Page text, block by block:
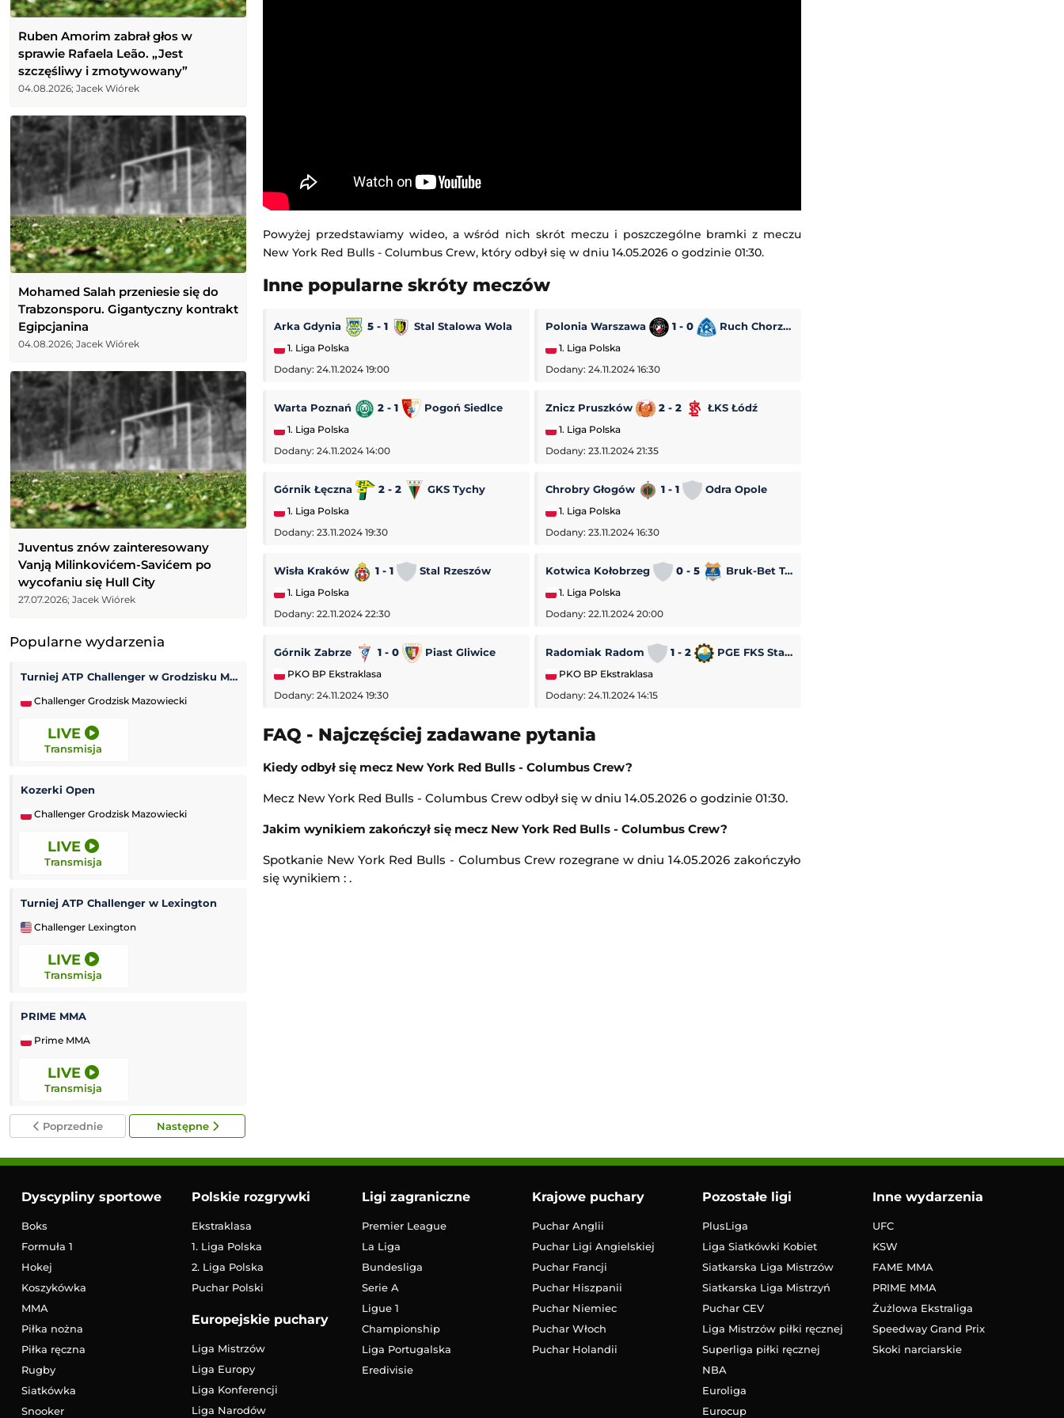
Ruben Amorim zabrał głos w
sprawie Rafaela Leão. „Jest
szczęśliwy i zmotywowany”
04.08.2026; Jacek Wiórek
Mohamed Salah przeniesie się do
Trabzonsporu. Gigantyczny kontrakt
Egipcjanina
04.08.2026; Jacek Wiórek
Juventus znów zainteresowany
Vanją Milinkovićem-Savićem po
wycofaniu się Hull City
27.07.2026; Jacek Wiórek
Popularne wydarzenia
Turniej ATP Challenger w Grodzisku Mazowieckim
Challenger Grodzisk Mazowiecki
LIVE
Transmisja
Kozerki Open
Challenger Grodzisk Mazowiecki
LIVE
Transmisja
Turniej ATP Challenger w Lexington
Challenger Lexington
LIVE
Transmisja
PRIME MMA
Prime MMA
LIVE
Transmisja
Prime Show MMA
Prime MMA
LIVE
Transmisja
Botic Van De Zandschulp
ATP Montreal
LIVE
Transmisja
Transmisja
Poprzednie Następne
Powyżej przedstawiamy wideo, a wśród nich skrót meczu i poszczególne bramki z meczu
New York Red Bulls - Columbus Crew, który odbył się w dniu 14.05.2026 o godzinie 01:30.
Inne popularne skróty meczów
Arka Gdynia 5 - 1 Stal Stalowa Wola
1. Liga Polska
Dodany: 24.11.2024 19:00
Polonia Warszawa 1 - 0 Ruch Chorzów
1. Liga Polska
Dodany: 24.11.2024 16:30
Warta Poznań 2 - 1 Pogoń Siedlce
1. Liga Polska
Dodany: 24.11.2024 14:00
Znicz Pruszków 2 - 2 ŁKS Łódź
1. Liga Polska
Dodany: 23.11.2024 21:35
Górnik Łęczna 2 - 2 GKS Tychy
1. Liga Polska
Dodany: 23.11.2024 19:30
Chrobry Głogów 1 - 1 Odra Opole
1. Liga Polska
Dodany: 23.11.2024 16:30
Wisła Kraków 1 - 1 Stal Rzeszów
1. Liga Polska
Dodany: 22.11.2024 22:30
Kotwica Kołobrzeg 0 - 5 Bruk-Bet Termalica Nieciecza
1. Liga Polska
Dodany: 22.11.2024 20:00
Górnik Zabrze 1 - 0 Piast Gliwice
PKO BP Ekstraklasa
Dodany: 24.11.2024 19:30
Radomiak Radom 1 - 2 PGE FKS Stal Mielec
PKO BP Ekstraklasa
Dodany: 24.11.2024 14:15
FAQ - Najczęściej zadawane pytania
Kiedy odbył się mecz New York Red Bulls - Columbus Crew?
Mecz New York Red Bulls - Columbus Crew odbył się w dniu 14.05.2026 o godzinie 01:30.
Jakim wynikiem zakończył się mecz New York Red Bulls - Columbus Crew?
Spotkanie New York Red Bulls - Columbus Crew rozegrane w dniu 14.05.2026 zakończyło
się wynikiem : .
Dyscypliny sportowe
Boks
Formuła 1
Hokej
Koszykówka
MMA
Piłka nożna
Piłka ręczna
Rugby
Siatkówka
Snooker
Polskie rozgrywki
Ekstraklasa
1. Liga Polska
2. Liga Polska
Puchar Polski
Europejskie puchary
Liga Mistrzów
Liga Europy
Liga Konferencji
Liga Narodów
Ligi zagraniczne
Premier League
La Liga
Bundesliga
Serie A
Ligue 1
Championship
Liga Portugalska
Eredivisie
Krajowe puchary
Puchar Anglii
Puchar Ligi Angielskiej
Puchar Francji
Puchar Hiszpanii
Puchar Niemiec
Puchar Włoch
Puchar Holandii
Pozostałe ligi
PlusLiga
Liga Siatkówki Kobiet
Siatkarska Liga Mistrzów
Siatkarska Liga Mistrzyń
Puchar CEV
Liga Mistrzów piłki ręcznej
Superliga piłki ręcznej
NBA
Euroliga
Eurocup
Inne wydarzenia
UFC
KSW
FAME MMA
PRIME MMA
Żużlowa Ekstraliga
Speedway Grand Prix
Skoki narciarskie